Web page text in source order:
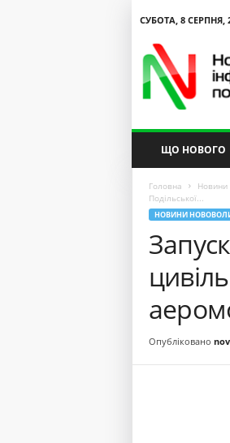
СУБОТА, 8 СЕРПНЯ,
ЩО НОВОГО
Головна Новини
Подільської...
НОВИНИ
Опубліковано